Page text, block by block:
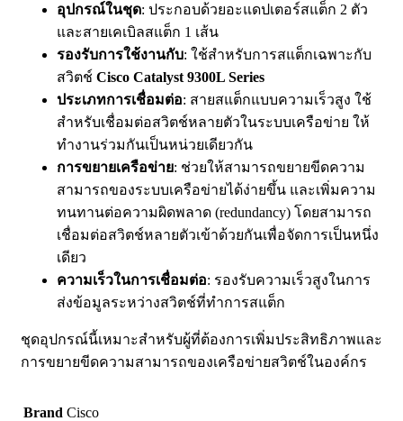
อุปกรณ์ในชุด: ประกอบด้วยอะแดปเตอร์สแต็ก 2 ตัว
และสายเคเบิลสแต็ก 1 เส้น
รองรับการใช้งานกับ: ใช้สำหรับการสแต็กเฉพาะกับ
สวิตช์ Cisco Catalyst 9300L Series
ประเภทการเชื่อมต่อ: สายสแต็กแบบความเร็วสูง ใช้
สำหรับเชื่อมต่อสวิตช์หลายตัวในระบบเครือข่าย ให้
ทำงานร่วมกันเป็นหน่วยเดียวกัน
การขยายเครือข่าย: ช่วยให้สามารถขยายขีดความ
สามารถของระบบเครือข่ายได้ง่ายขึ้น และเพิ่มความ
ทนทานต่อความผิดพลาด (redundancy) โดยสามารถ
เชื่อมต่อสวิตช์หลายตัวเข้าด้วยกันเพื่อจัดการเป็นหนึ่ง
เดียว
ความเร็วในการเชื่อมต่อ: รองรับความเร็วสูงในการ
ส่งข้อมูลระหว่างสวิตช์ที่ทำการสแต็ก
ชุดอุปกรณ์นี้เหมาะสำหรับผู้ที่ต้องการเพิ่มประสิทธิภาพและ
การขยายขีดความสามารถของเครือข่ายสวิตช์ในองค์กร
Brand Cisco